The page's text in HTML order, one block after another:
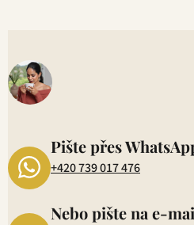
Pište přes
+420 739 017 476
Nebo pište na e-